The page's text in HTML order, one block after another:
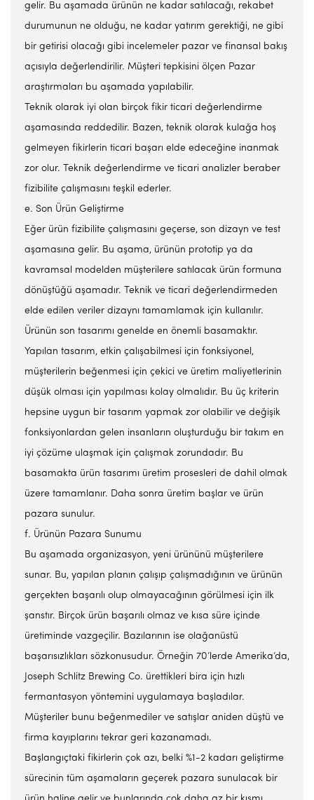
gelir. Bu aşamada ürünün ne kadar satılacağı, rekabet
durumunun ne olduğu, ne kadar yatırım gerektiği, ne gibi
bir getirisi olacağı gibi incelemeler pazar ve finansal bakış
açısıyla değerlendirilir. Müşteri tepkisini ölçen Pazar
araştırmaları bu aşamada yapılabilir.
Teknik olarak iyi olan birçok fikir ticari değerlendirme
aşamasında reddedilir. Bazen, teknik olarak kulağa hoş
gelmeyen fikirlerin ticari başarı elde edeceğine inanmak
zor olur. Teknik değerlendirme ve ticari analizler beraber
fizibilite çalışmasını teşkil ederler.
e. Son Ürün Geliştirme
Eğer ürün fizibilite çalışmasını geçerse, son dizayn ve test
aşamasına gelir. Bu aşama, ürünün prototip ya da
kavramsal modelden müşterilere satılacak ürün formuna
dönüştüğü aşamadır. Teknik ve ticari değerlendirmeden
elde edilen veriler dizaynı tamamlamak için kullanılır.
Ürünün son tasarımı genelde en önemli basamaktır.
Yapılan tasarım, etkin çalışabilmesi için fonksiyonel,
müşterilerin beğenmesi için çekici ve üretim maliyetlerinin
düşük olması için yapılması kolay olmalıdır. Bu üç kriterin
hepsine uygun bir tasarım yapmak zor olabilir ve değişik
fonksiyonlardan gelen insanların oluşturduğu bir takım en
iyi çözüme ulaşmak için çalışmak zorundadır. Bu
basamakta ürün tasarımı üretim prosesleri de dahil olmak
üzere tamamlanır. Daha sonra üretim başlar ve ürün
pazara sunulur.
f. Ürünün Pazara Sunumu
Bu aşamada organizasyon, yeni ürününü müşterilere
sunar. Bu, yapılan planın çalışıp çalışmadığının ve ürünün
gerçekten başarılı olup olmayacağının görülmesi için ilk
şanstır. Birçok ürün başarılı olmaz ve kısa süre içinde
üretiminde vazgeçilir. Bazılarının ise olağanüstü
başarısızlıkları sözkonusudur. Örneğin 70’lerde Amerika’da,
Joseph Schlitz Brewing Co. ürettikleri bira için hızlı
fermantasyon yöntemini uygulamaya başladılar.
Müşteriler bunu beğenmediler ve satışlar aniden düştü ve
firma kayıplarını tekrar geri kazanamadı.
Başlangıçtaki fikirlerin çok azı, belki %1-2 kadarı geliştirme
sürecinin tüm aşamaların geçerek pazara sunulacak bir